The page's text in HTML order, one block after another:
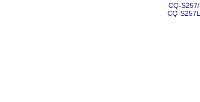
CQ-S257/
CQ-S257L